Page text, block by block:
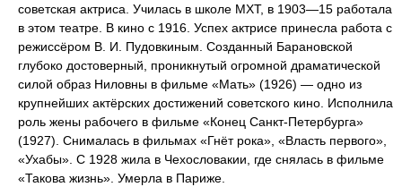
советская актриса. Училась в школе МХТ, в 1903—15 работала
в этом театре. В кино с 1916. Успех актрисе принесла работа с
режиссёром В. И. Пудовкиным. Созданный Барановской
глубоко достоверный, проникнутый огромной драматической
силой образ Ниловны в фильме «Мать» (1926) — одно из
крупнейших актёрских достижений советского кино. Исполнила
роль жены рабочего в фильме «Конец Санкт-Петербурга»
(1927). Снималась в фильмах «Гнёт рока», «Власть первого»,
«Ухабы». С 1928 жила в Чехословакии, где снялась в фильме
«Такова жизнь». Умерла в Париже.